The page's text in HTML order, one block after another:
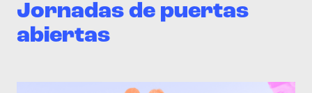
Jornadas de puertas
abiertas
>Jornada de puertas abiertas 2025